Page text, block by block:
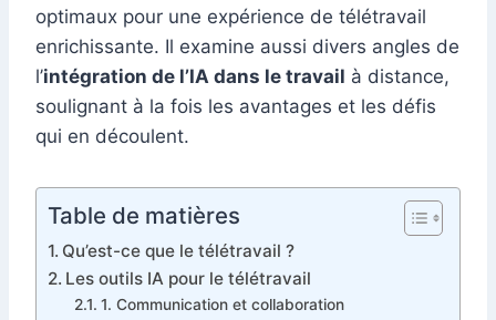
optimaux pour une expérience de télétravail
enrichissante. Il examine aussi divers angles de
l’intégration de l’IA dans le travail à distance,
soulignant à la fois les avantages et les défis
qui en découlent.
Table de matières
Qu’est-ce que le télétravail ?
Les outils IA pour le télétravail
1. Communication et collaboration